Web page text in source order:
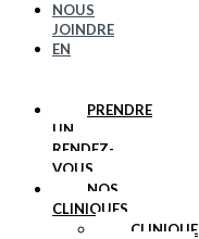
NOUS
JOINDRE
EN
PRENDRE
UN
RENDEZ-
VOUS
NOS
CLINIQUES
CLINIQUE